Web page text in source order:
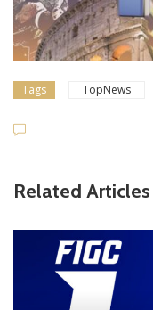
Tags TopNews
Related Articles